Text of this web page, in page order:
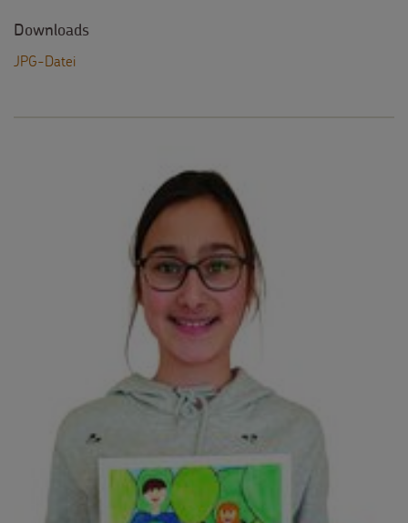
Downloads
JPG-Datei